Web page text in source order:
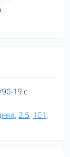
19 с
, 2.5, 101,